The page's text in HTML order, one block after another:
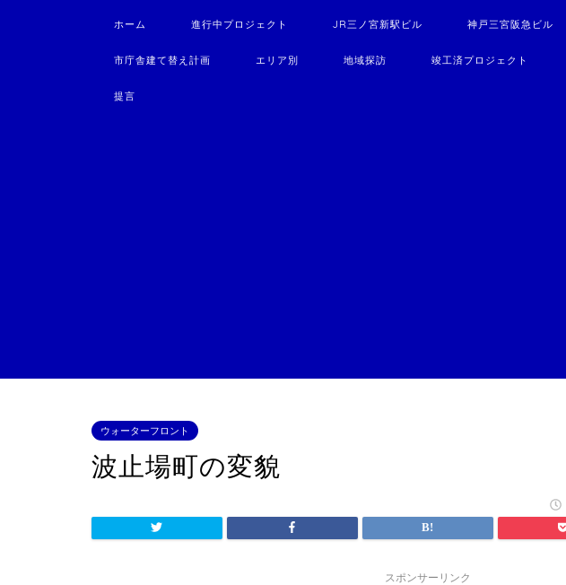
ホーム 進行中プロジェクト JR三ノ宮新駅ビル 神戸三宮阪急ビル
市庁舎建て替え計画 エリア別 地域探訪 竣工済プロジェクト
提言
ウォーターフロント
波止場町の変貌
スポンサーリンク